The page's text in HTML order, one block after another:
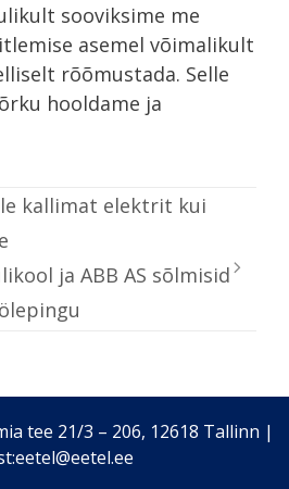
sooviksime me
asemel võimalikult
rõõmustada. Selle
hooldame ja
kallimat elektrit kui
ja ABB AS sõlmisid
tee 21/3 – 206, 12618 Tallinn |